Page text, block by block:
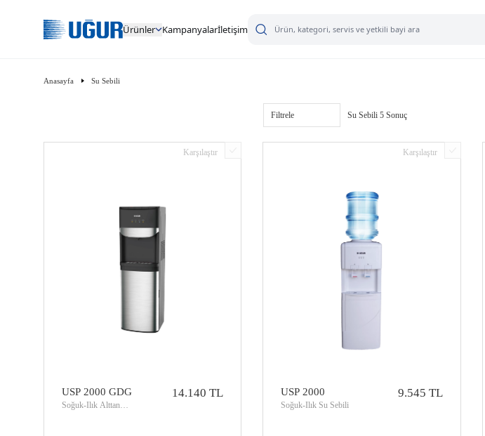
Ürünler Kampanyalarİletişim
Anasayfa Su Sebili
Filtrele Su Sebili 5 Sonuç
Karşılaştır
USP 2000 GDG
Soğuk-Ilık Alttan
14.140 TL
Karşılaştır
USP 2000
Soğuk-Ilık Su Sebili
9.545 TL